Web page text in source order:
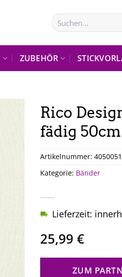
Suchen
nach:
ZUBEHÖR
Rico
fädig 50cm
25,99 €
Lieferzeit:
ZUM
Artikelnummer:
Kategorie: Bänder